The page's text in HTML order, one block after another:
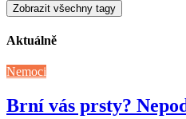
Zobrazit všechny tagy
Aktuálně
Nemoci
Brní vás prsty?